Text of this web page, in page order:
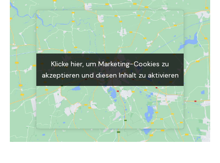
Klicke hier, um Marketing-Cookies zu
akzeptieren und diesen Inhalt zu aktivieren
Klicke hier, um Marketing-Cookies zu
akzeptieren und diesen Inhalt zu aktivieren